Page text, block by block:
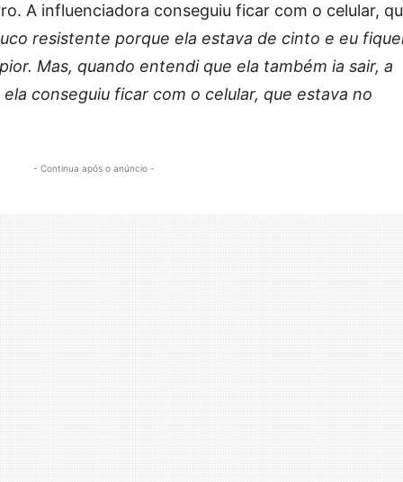
A influenciadora conseguiu ficar com o celular,
resistente porque ela estava de cinto e eu
Mas, quando entendi que ela também ia sair, a
conseguiu ficar com o celular, que estava no
- Continua após o anúncio -